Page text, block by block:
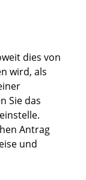
dies von
wird, als
Sie das
Antrag
und